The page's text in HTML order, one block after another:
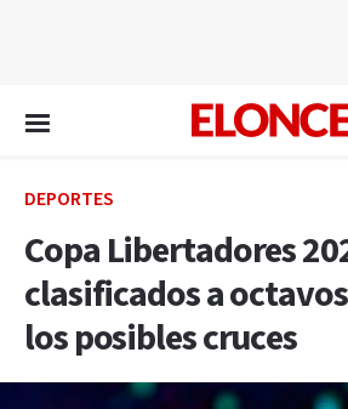
DEPORTES
Copa Libertadores
clasificados a
los posibles cruces